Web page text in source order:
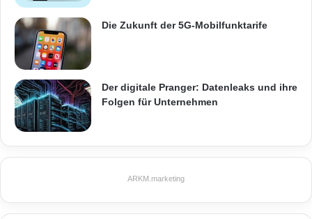
Die Zukunft der 5G-Mobilfunktarife
Der digitale Pranger: Datenleaks und ihre
Folgen für Unternehmen
ARKM.marketing